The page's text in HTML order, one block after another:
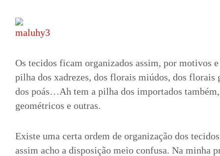
Os tecidos ficam organizados assim, por motivos
pilha dos xadrezes, dos florais miúdos, dos florais
dos poás…Ah tem a pilha dos importados
geométricos e outras.
Existe uma certa ordem de organização dos
assim acho a disposição meio confusa. Na minha